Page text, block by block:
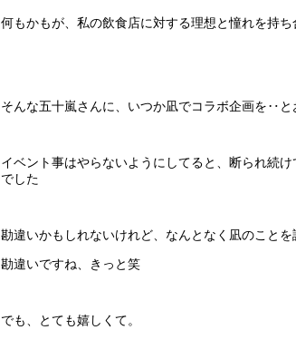
何もかもが、私の飲食店に対する理想と憧れを持
そんな五十嵐さんに、いつか凪でコラボ企画を‥
イベント事はやらないようにしてると、断られ続
でした
勘違いかもしれないけれど、なんとなく凪のこと
勘違いですね、きっと笑
でも、とても嬉しくて。